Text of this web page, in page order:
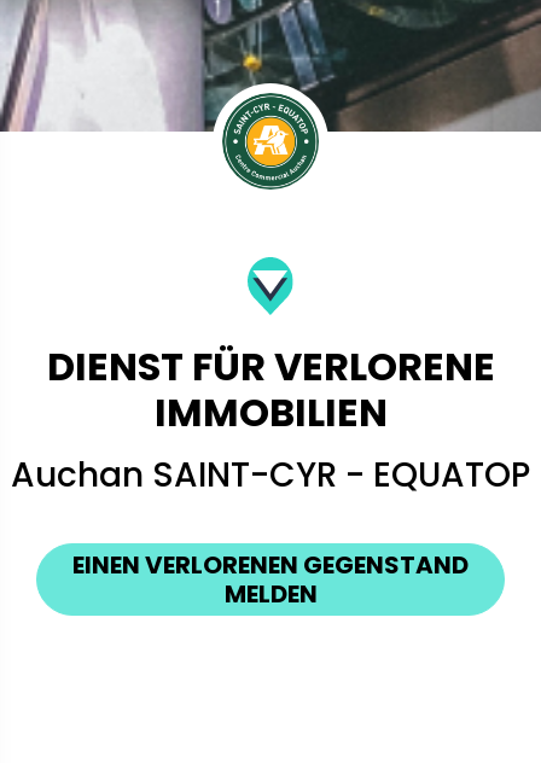
DIENST FÜR VERLORENE
IMMOBILIEN
Auchan SAINT-CYR - EQUATOP
EINEN VERLORENEN GEGENSTAND
MELDEN